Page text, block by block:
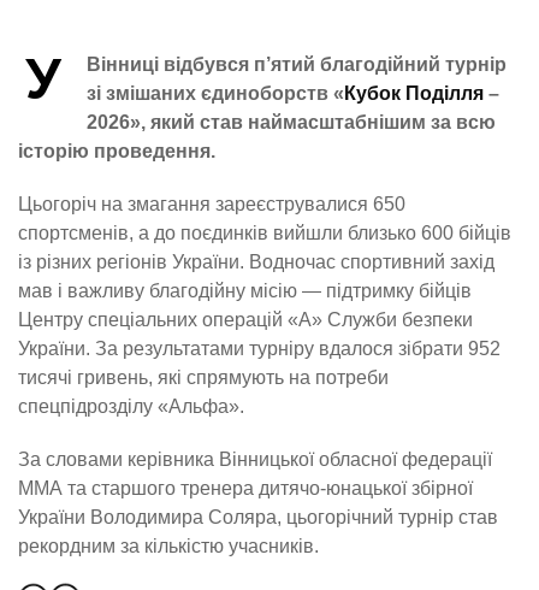
У
Вінниці відбувся п’ятий благодійний турнір
зі змішаних єдиноборств « Кубок Поділля –
2026», який став наймасштабнішим за всю
історію проведення.
Цьогоріч на змагання зареєструвалися 650
спортсменів, а до поєдинків вийшли близько 600 бійців
із різних регіонів України. Водночас спортивний захід
мав і важливу благодійну місію — підтримку бійців
Центру спеціальних операцій «А» Служби безпеки
України. За результатами турніру вдалося зібрати 952
тисячі гривень, які спрямують на потреби
спецпідрозділу «Альфа».
За словами керівника Вінницької обласної федерації
ММА та старшого тренера дитячо-юнацької збірної
України Володимира Соляра, цьогорічний турнір став
рекордним за кількістю учасників.